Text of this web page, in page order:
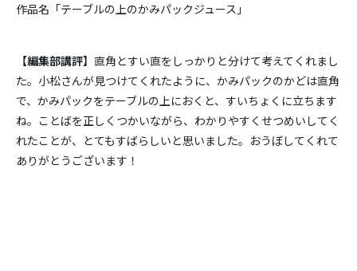
作品名「テーブルの上のかみパックジュース」
【編集部講評】 直角とすい直をしっかりと分けて考えてくれまし
た。小松さんが見つけてくれたように、かみパックのかどは直角
で、かみパックをテーブルの上におくと、すいちょくに立ちます
ね。ことばを正しくつかいながら、わかりやすくせつめいしてく
れたことが、とてもすばらしいと思いました。おうぼしてくれて
ありがとうございます！